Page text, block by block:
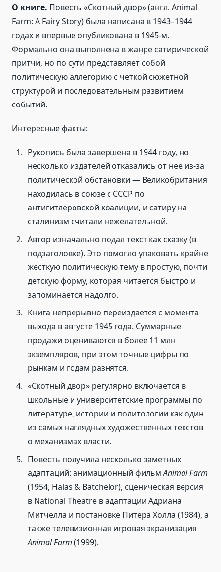
О книге. Повесть «Скотный двор» (англ. Animal
Farm: A Fairy Story) была написана в 1943–1944
годах и впервые опубликована в 1945-м.
Формально она выполнена в жанре сатирической
притчи, но по сути представляет собой
политическую аллегорию с четкой сюжетной
структурой и последовательным развитием
событий.
Интересные факты:
Рукопись была завершена в 1944 году, но
несколько издателей отказались от нее из-за
политической обстановки — Великобритания
находилась в союзе с СССР по
антигитлеровской коалиции, и сатиру на
сталинизм считали нежелательной.
Автор изначально подал текст как сказку (в
подзаголовке). Это помогло упаковать крайне
жесткую политическую тему в простую, почти
детскую форму, которая читается быстро и
запоминается надолго.
Книга непрерывно переиздается с момента
выхода в августе 1945 года. Суммарные
продажи оцениваются в более 11 млн
экземпляров, при этом точные цифры по
рынкам и годам разнятся.
«Скотный двор» регулярно включается в
школьные и университетские программы по
литературе, истории и политологии как один
из самых наглядных художественных текстов
о механизмах власти.
Повесть получила несколько заметных
адаптаций: анимационный фильмAnimal Farm
(1954, Halas & Batchelor), сценическая версия
в National Theatre в адаптации Адриана
Митчелла и постановке Питера Холла (1984), а
также телевизионная игровая экранизация
Animal Farm (1999).